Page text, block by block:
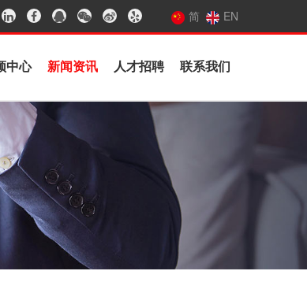
简 EN
中心 新闻资讯 人才招聘 联系我们